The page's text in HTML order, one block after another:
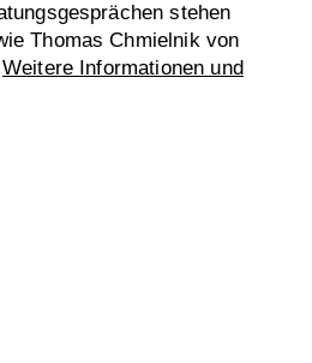
stehen
Thomas Chmielnik von
Weitere Informationen und